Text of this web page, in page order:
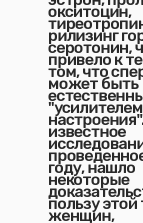
окситоцин,
рилизинг
серотонин,
привело к
том, что
может быть
"усилителем
известное
году, нашло
некоторые
пользу этой
женщин,